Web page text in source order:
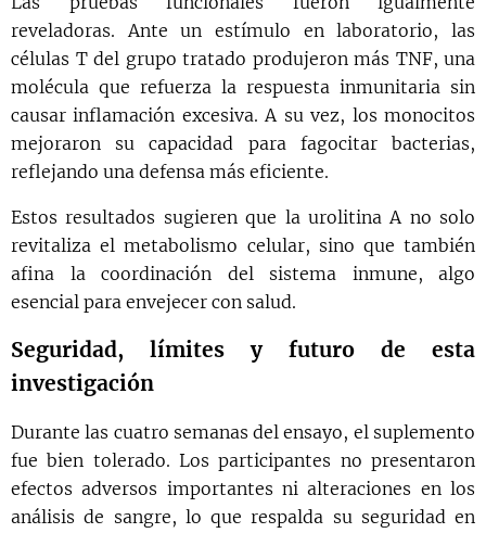
reveladoras. Ante un estímulo en laboratorio, las
células T del grupo tratado produjeron más TNF, una
molécula que refuerza la respuesta inmunitaria sin
causar inflamación excesiva. A su vez, los monocitos
mejoraron su capacidad para fagocitar bacterias,
reflejando una defensa más eficiente.
Estos resultados sugieren que la urolitina A no solo
revitaliza el metabolismo celular, sino que también
afina la coordinación del sistema inmune, algo
esencial para envejecer con salud.
Seguridad, límites y futuro de esta
investigación
Durante las cuatro semanas del ensayo, el suplemento
fue bien tolerado. Los participantes no presentaron
efectos adversos importantes ni alteraciones en los
análisis de sangre, lo que respalda su seguridad en